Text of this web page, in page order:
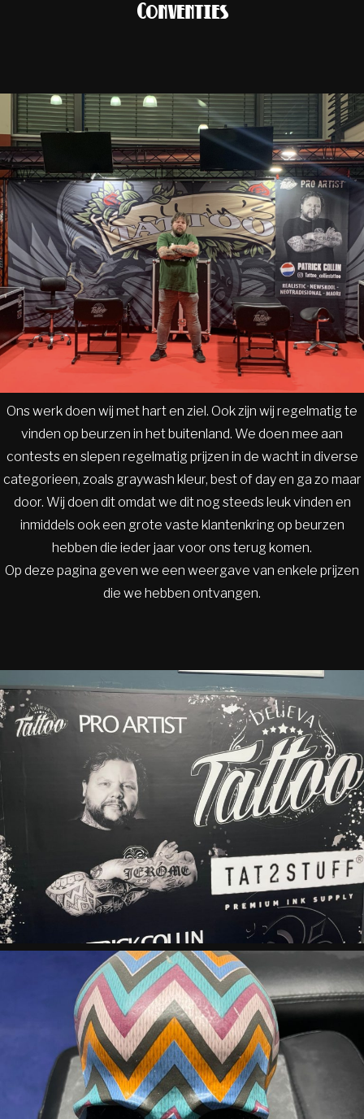
Conventies
Ons werk doen wij met hart en ziel. Ook zijn wij regelmatig te
vinden op beurzen in het buitenland. We doen mee aan
contests en slepen regelmatig prijzen in de wacht in diverse
categorieen, zoals graywash kleur, best of day en ga zo maar
door. Wij doen dit omdat we dit nog steeds leuk vinden en
inmiddels ook een grote vaste klantenkring op beurzen
hebben die ieder jaar voor ons terug komen.
Op deze pagina geven we een weergave van enkele prijzen
die we hebben ontvangen.